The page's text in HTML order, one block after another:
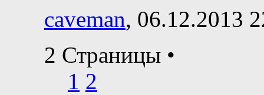
caveman, 06.12.2013
2 Страницы •
1 2